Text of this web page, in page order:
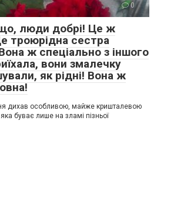
0
люди добрі! Це ж
троюрідна сестра
ж спеціально з іншого
вони змалечку
як рідні! Вона ж
дихав особливою, майже кришталевою
буває лише на зламі пізньої